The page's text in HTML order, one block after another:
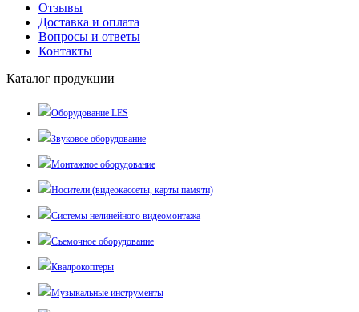
Отзывы
Доставка и оплата
Вопросы и ответы
Контакты
Каталог продукции
Оборудование LES
Звуковое оборудование
Монтажное оборудование
Носители (видеокассеты, карты памяти)
Системы нелинейного видеомонтажа
Съемочное оборудование
Квадрокоптеры
Музыкальные инструменты